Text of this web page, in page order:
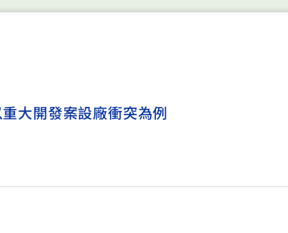
大開發案設廠衝突為例